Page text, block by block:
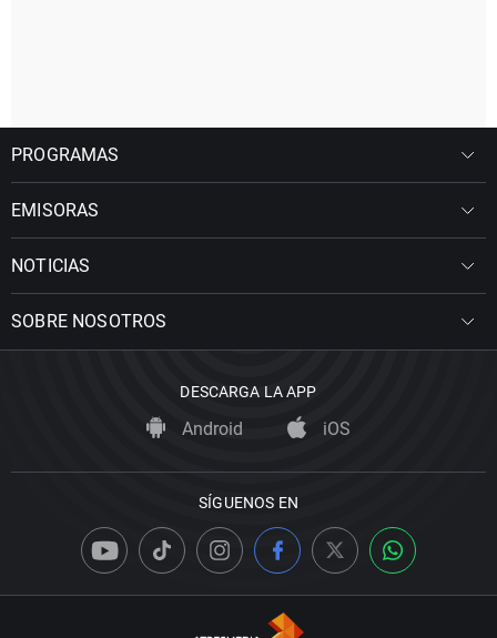
PROGRAMAS
EMISORAS
NOTICIAS
SOBRE NOSOTROS
DESCARGA LA APP
Android iOS
SÍGUENOS EN